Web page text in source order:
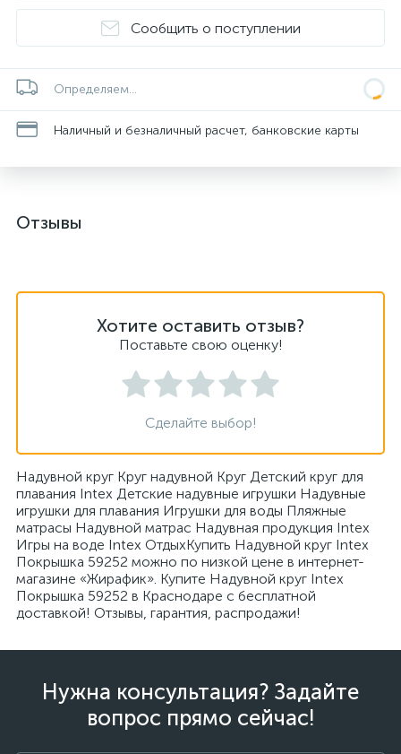
Сообщить о поступлении
Определяем...
Наличный и безналичный расчет, банковские карты
Отзывы
Хотите оставить отзыв?
Поставьте свою оценку!
Сделайте выбор!
Надувной круг Круг надувной Круг Детский круг для
плавания Intex Детские надувные игрушки Надувные
игрушки для плавания Игрушки для воды Пляжные
матрасы Надувной матрас Надувная продукция Intex
Игры на воде Intex ОтдыхКупить Надувной круг Intex
Покрышка 59252 можно по низкой цене в интернет-
магазине «Жирафик». Купите Надувной круг Intex
Покрышка 59252 в Краснодаре с бесплатной
доставкой! Отзывы, гарантия, распродажи!
Нужна консультация? Задайте
вопрос прямо сейчас!